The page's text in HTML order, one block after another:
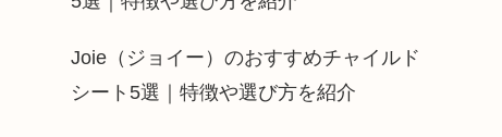
Joie（ジョイー）のおすすめチャイルド
シート5選｜特徴や選び方を紹介